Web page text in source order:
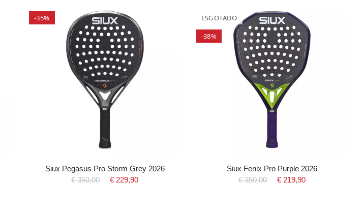
-35%
Siux Pegasus Pro Storm Grey 2026
€ 350,00
€ 229,90
ESGOTADO
-38%
Siux Fenix Pro Purple 2026
€ 350,00
€ 219,90